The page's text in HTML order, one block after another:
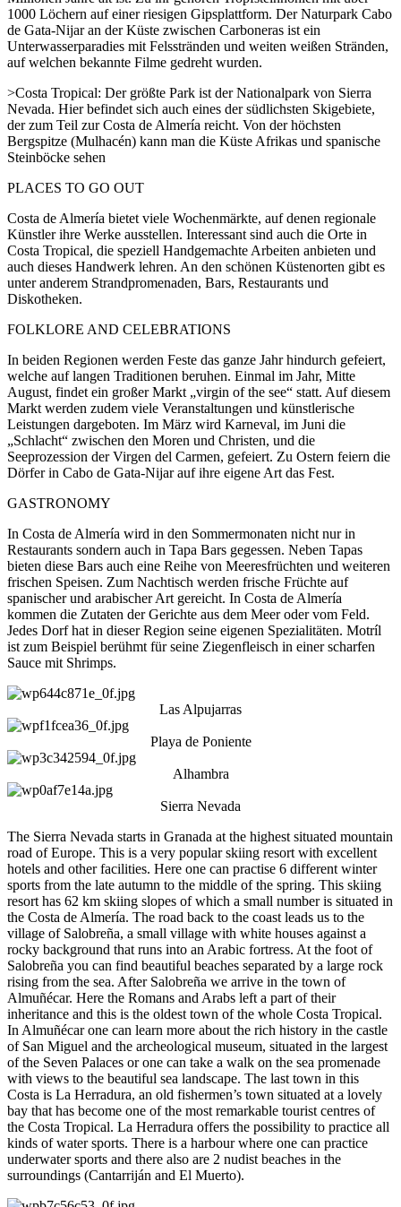
1000 Löchern auf einer riesigen Gipsplattform. Der Naturpark Cabo
de Gata-Nijar an der Küste zwischen Carboneras ist ein
Unterwasserparadies mit Felsstränden und weiten weißen Stränden,
auf welchen bekannte Filme gedreht wurden.
>Costa Tropical: Der größte Park ist der Nationalpark von Sierra
Nevada. Hier befindet sich auch eines der südlichsten Skigebiete,
der zum Teil zur Costa de Almería reicht. Von der höchsten
Bergspitze (Mulhacén) kann man die Küste Afrikas und spanische
Steinböcke sehen
PLACES TO GO OUT
Costa de Almería bietet viele Wochenmärkte, auf denen regionale
Künstler ihre Werke ausstellen. Interessant sind auch die Orte in
Costa Tropical, die speziell Handgemachte Arbeiten anbieten und
auch dieses Handwerk lehren. An den schönen Küstenorten gibt es
unter anderem Strandpromenaden, Bars, Restaurants und
Diskotheken.
FOLKLORE AND CELEBRATIONS
In beiden Regionen werden Feste das ganze Jahr hindurch gefeiert,
welche auf langen Traditionen beruhen. Einmal im Jahr, Mitte
August, findet ein großer Markt „virgin of the see“ statt. Auf diesem
Markt werden zudem viele Veranstaltungen und künstlerische
Leistungen dargeboten. Im März wird Karneval, im Juni die
„Schlacht“ zwischen den Moren und Christen, und die
Seeprozession der Virgen del Carmen, gefeiert. Zu Ostern feiern die
Dörfer in Cabo de Gata-Nijar auf ihre eigene Art das Fest.
GASTRONOMY
In Costa de Almería wird in den Sommermonaten nicht nur in
Restaurants sondern auch in Tapa Bars gegessen. Neben Tapas
bieten diese Bars auch eine Reihe von Meeresfrüchten und weiteren
frischen Speisen. Zum Nachtisch werden frische Früchte auf
spanischer und arabischer Art gereicht. In Costa de Almería
kommen die Zutaten der Gerichte aus dem Meer oder vom Feld.
Jedes Dorf hat in dieser Region seine eigenen Spezialitäten. Motríl
ist zum Beispiel berühmt für seine Ziegenfleisch in einer scharfen
Sauce mit Shrimps.
Las Alpujarras
Playa de Poniente
Alhambra
Sierra Nevada
The Sierra Nevada starts in Granada at the highest situated mountain
road of Europe. This is a very popular skiing resort with excellent
hotels and other facilities. Here one can practise 6 different winter
sports from the late autumn to the middle of the spring. This skiing
resort has 62 km skiing slopes of which a small number is situated in
the Costa de Almería. The road back to the coast leads us to the
village of Salobreña, a small village with white houses against a
rocky background that runs into an Arabic fortress. At the foot of
Salobreña you can find beautiful beaches separated by a large rock
rising from the sea. After Salobreña we arrive in the town of
Almuñécar. Here the Romans and Arabs left a part of their
inheritance and this is the oldest town of the whole Costa Tropical.
In Almuñécar one can learn more about the rich history in the castle
of San Miguel and the archeological museum, situated in the largest
of the Seven Palaces or one can take a walk on the sea promenade
with views to the beautiful sea landscape. The last town in this
Costa is La Herradura, an old fishermen’s town situated at a lovely
bay that has become one of the most remarkable tourist centres of
the Costa Tropical. La Herradura offers the possibility to practice all
kinds of water sports. There is a harbour where one can practice
underwater sports and there also are 2 nudist beaches in the
surroundings (Cantarriján and El Muerto).